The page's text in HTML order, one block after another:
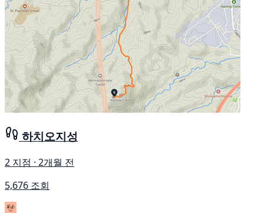
하치오지성
2 지점 · 2개월 전
5,676 조회